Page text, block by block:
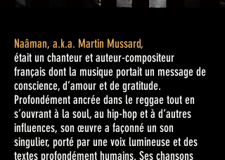
Naâman, a.k.a. Martin Mussard,
était un chanteur et auteur-compositeur
français dont la musique portait un message de
conscience, d’amour et de gratitude.
Profondément ancrée dans le reggae tout en
s’ouvrant à la soul, au hip-hop et à d’autres
influences, son œuvre a façonné un son
singulier, porté par une voix lumineuse et des
textes profondément humains. Ses chansons